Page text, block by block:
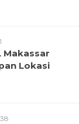
Makassar
Lokasi